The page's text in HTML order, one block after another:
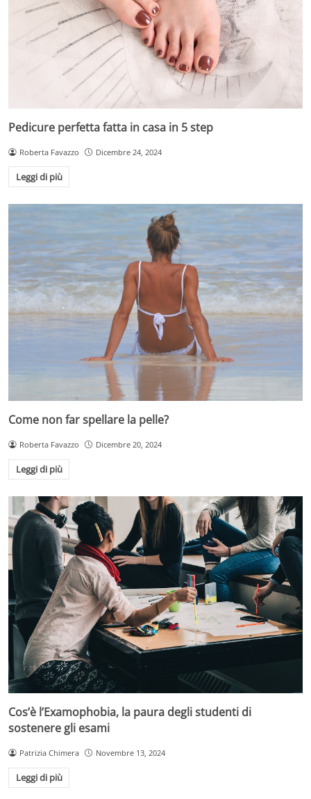
Pedicure perfetta fatta in casa in 5 step
Roberta Favazzo Dicembre 24, 2024
Leggi di più
Come non far spellare la pelle?
Roberta Favazzo Dicembre 20, 2024
Leggi di più
Cos’è l’Examophobia, la paura degli studenti di
sostenere gli esami
Patrizia Chimera Novembre 13, 2024
Leggi di più